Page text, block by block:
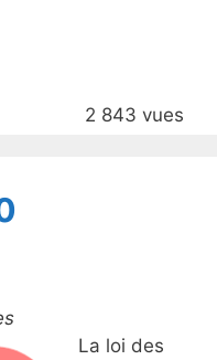
2 843 vues
La loi des